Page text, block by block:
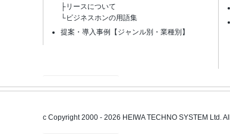
├リースについて
└ビジネスホンの用語集
提案・導入事例【ジャンル別・業種別】
c Copyright 2000 - 2026 HEIWA TECHNO SYSTEM Ltd.